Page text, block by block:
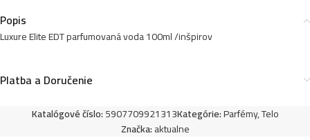
P1026
Popis
Luxure Elite EDT parfumovaná voda 100ml /inšpirov
Platba a Doručenie
Katalógové číslo:5907709921313Kategórie:Parfémy,Telo
Značka:aktualne